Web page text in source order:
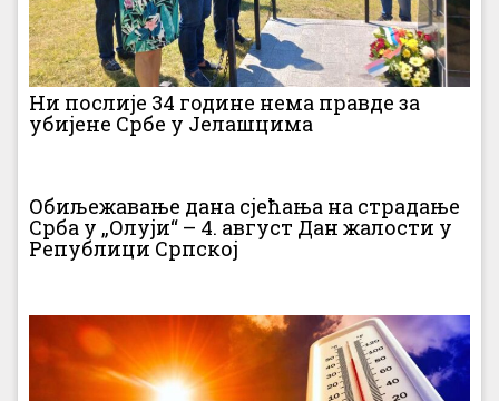
Ни послије 34 године нема правде за
убијене Србе у Јелашцима
Обиљежавање дана сјећања на страдање
Срба у „Олуји“ – 4. август Дан жалости у
Републици Српској